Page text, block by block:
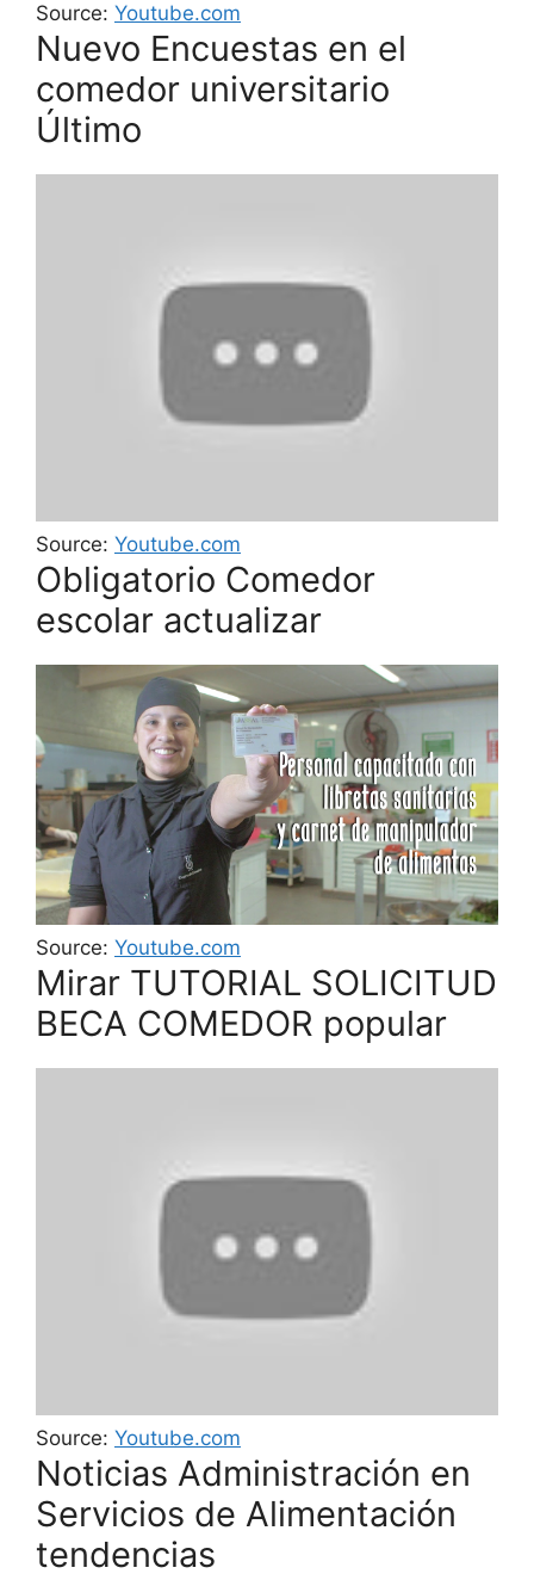
Source: Youtube.com
Nuevo Encuestas en el
comedor universitario
Último
Source: Youtube.com
Obligatorio Comedor
escolar actualizar
Source: Youtube.com
Mirar TUTORIAL SOLICITUD
BECA COMEDOR popular
Source: Youtube.com
Noticias Administración en
Servicios de Alimentación
tendencias